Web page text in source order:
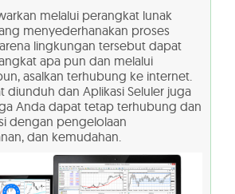
melalui perangkat lunak
menyederhanakan proses
lingkungan tersebut dapat
apa pun dan melalui
asalkan terhubung ke internet.
diunduh dan Aplikasi Seluler juga
Anda dapat tetap terhubung dan
dengan pengelolaan
dan kemudahan.